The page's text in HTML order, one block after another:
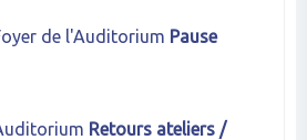
de l'Auditorium Pause
Retours ateliers /